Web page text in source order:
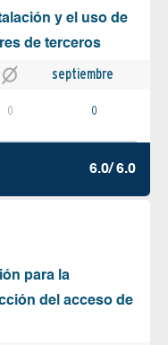
y el uso de
de terceros
septiembre
0 0
6.0/ 6.0
para la
del acceso de